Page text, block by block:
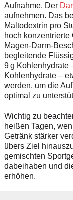
Aufnahme. Der
aufnehmen. Das
Maltodextrin pro
hoch
Magen-Darm-
begleitende
9 g Kohlenhydrate
Kohlenhydrate –
werden, um die
optimal zu
Wichtig zu
heißen Tagen,
Getränk stärker
übers Ziel
gemischten
dabeihaben und
erhöhen.